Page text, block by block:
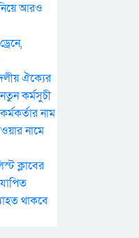
আরও
ঐক্যের
কর্মসুচী
নাম
নামে
ক্লাবের
থাকবে